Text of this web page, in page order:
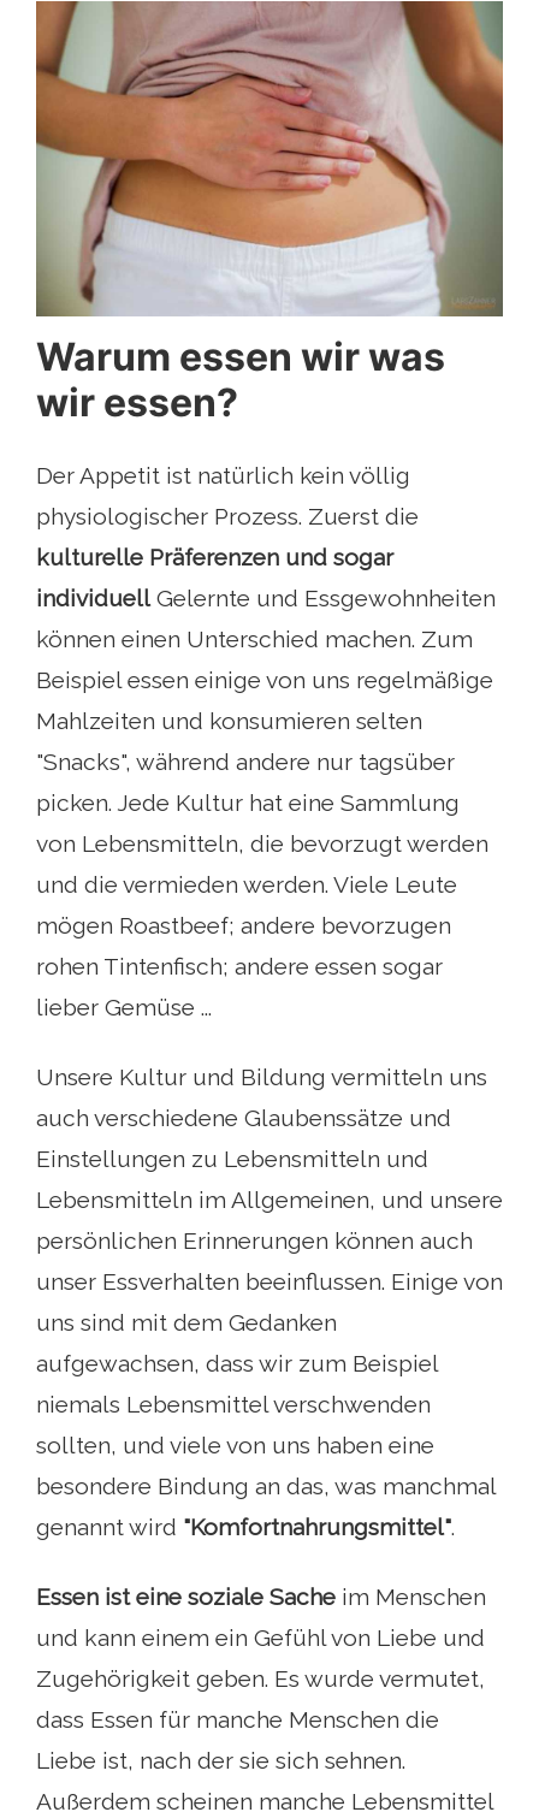
Warum essen wir was
wir essen?
Der Appetit ist natürlich kein völlig
physiologischer Prozess. Zuerst die
kulturelle Präferenzen und sogar
individuellGelernte und Essgewohnheiten
können einen Unterschied machen. Zum
Beispiel essen einige von uns regelmäßige
Mahlzeiten und konsumieren selten
"Snacks", während andere nur tagsüber
picken. Jede Kultur hat eine Sammlung
von Lebensmitteln, die bevorzugt werden
und die vermieden werden. Viele Leute
mögen Roastbeef; andere bevorzugen
rohen Tintenfisch; andere essen sogar
lieber Gemüse ...
Unsere Kultur und Bildung vermitteln uns
auch verschiedene Glaubenssätze und
Einstellungen zu Lebensmitteln und
Lebensmitteln im Allgemeinen, und unsere
persönlichen Erinnerungen können auch
unser Essverhalten beeinflussen. Einige von
uns sind mit dem Gedanken
aufgewachsen, dass wir zum Beispiel
niemals Lebensmittel verschwenden
sollten, und viele von uns haben eine
besondere Bindung an das, was manchmal
genannt wird "Komfortnahrungsmittel".
Essen ist eine soziale Sache im Menschen
und kann einem ein Gefühl von Liebe und
Zugehörigkeit geben. Es wurde vermutet,
dass Essen für manche Menschen die
Liebe ist, nach der sie sich sehnen.
Außerdem scheinen manche Lebensmittel